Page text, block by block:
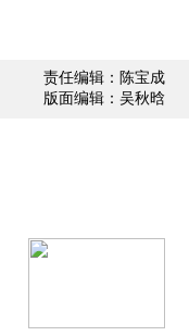
责任编辑：陈宝成
版面编辑：吴秋晗